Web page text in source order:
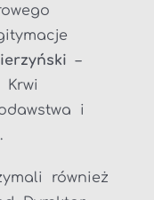
–
Krwi
i
również